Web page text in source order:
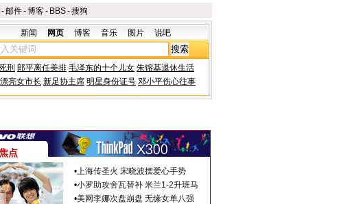
-邮件-博客- BBS-搜狗
新闻 网页 博客 音乐 图片 说吧
刑 郎平离任美排 毛泽东的十个儿女 朱镕基退休生活
亮女市长 新足协主席 明星身份证号 邓小平伤心往事
点
•上海传圣火 宋晓波摆爱心手势
•小罗助攻舍瓦替补 米兰1-2升班马
•美网李娜次盘崩盘 无缘女单八强